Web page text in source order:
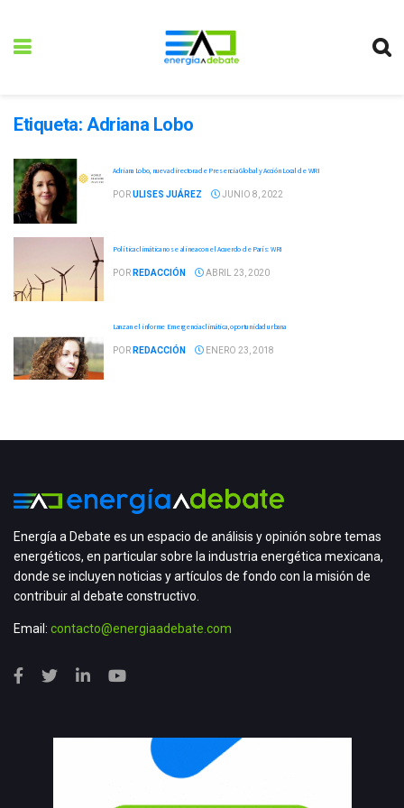
Etiqueta: Adriana Lobo
Adriana Lobo, nueva directora de Presencia Global y Acción Local de WRI
PORULISES JUÁREZ JUNIO 8, 2022
Política climática no se alinea con el Acuerdo de París: WRI
POR REDACCIÓN ABRIL 23, 2020
Lanzan el informe Emergencia climática, oportunidad urbana
POR REDACCIÓN ENERO 23, 2018
Energía a Debate es un espacio de análisis y opinión sobre temas
energéticos, en particular sobre la industria energética mexicana,
donde se incluyen noticias y artículos de fondo con la misión de
contribuir al debate constructivo.
Email: contacto@energiaadebate.com